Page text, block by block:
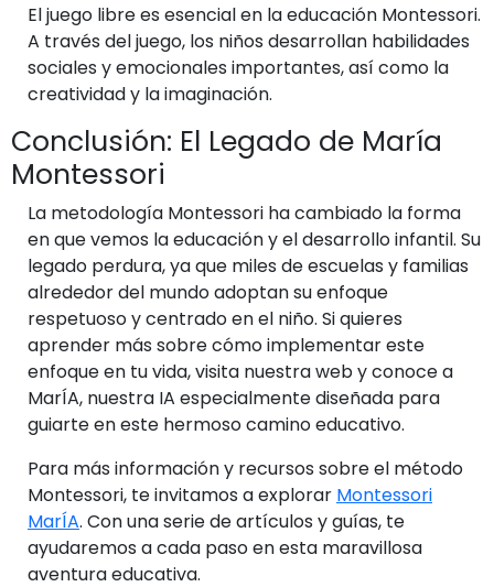
El juego libre es esencial en la educación Montessori.
A través del juego, los niños desarrollan habilidades
sociales y emocionales importantes, así como la
creatividad y la imaginación.
Conclusión: El Legado de María
Montessori
La metodología Montessori ha cambiado la forma
en que vemos la educación y el desarrollo infantil. Su
legado perdura, ya que miles de escuelas y familias
alrededor del mundo adoptan su enfoque
respetuoso y centrado en el niño. Si quieres
aprender más sobre cómo implementar este
enfoque en tu vida, visita nuestra web y conoce a
MarÍA, nuestra IA especialmente diseñada para
guiarte en este hermoso camino educativo.
Para más información y recursos sobre el método
Montessori, te invitamos a explorar Montessori
MarÍA. Con una serie de artículos y guías, te
ayudaremos a cada paso en esta maravillosa
aventura educativa.